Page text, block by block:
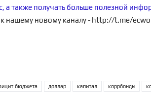
а также получать больше полезной
нашему новому каналу - http://t.me/
бюджета доллар капитал коррбонды